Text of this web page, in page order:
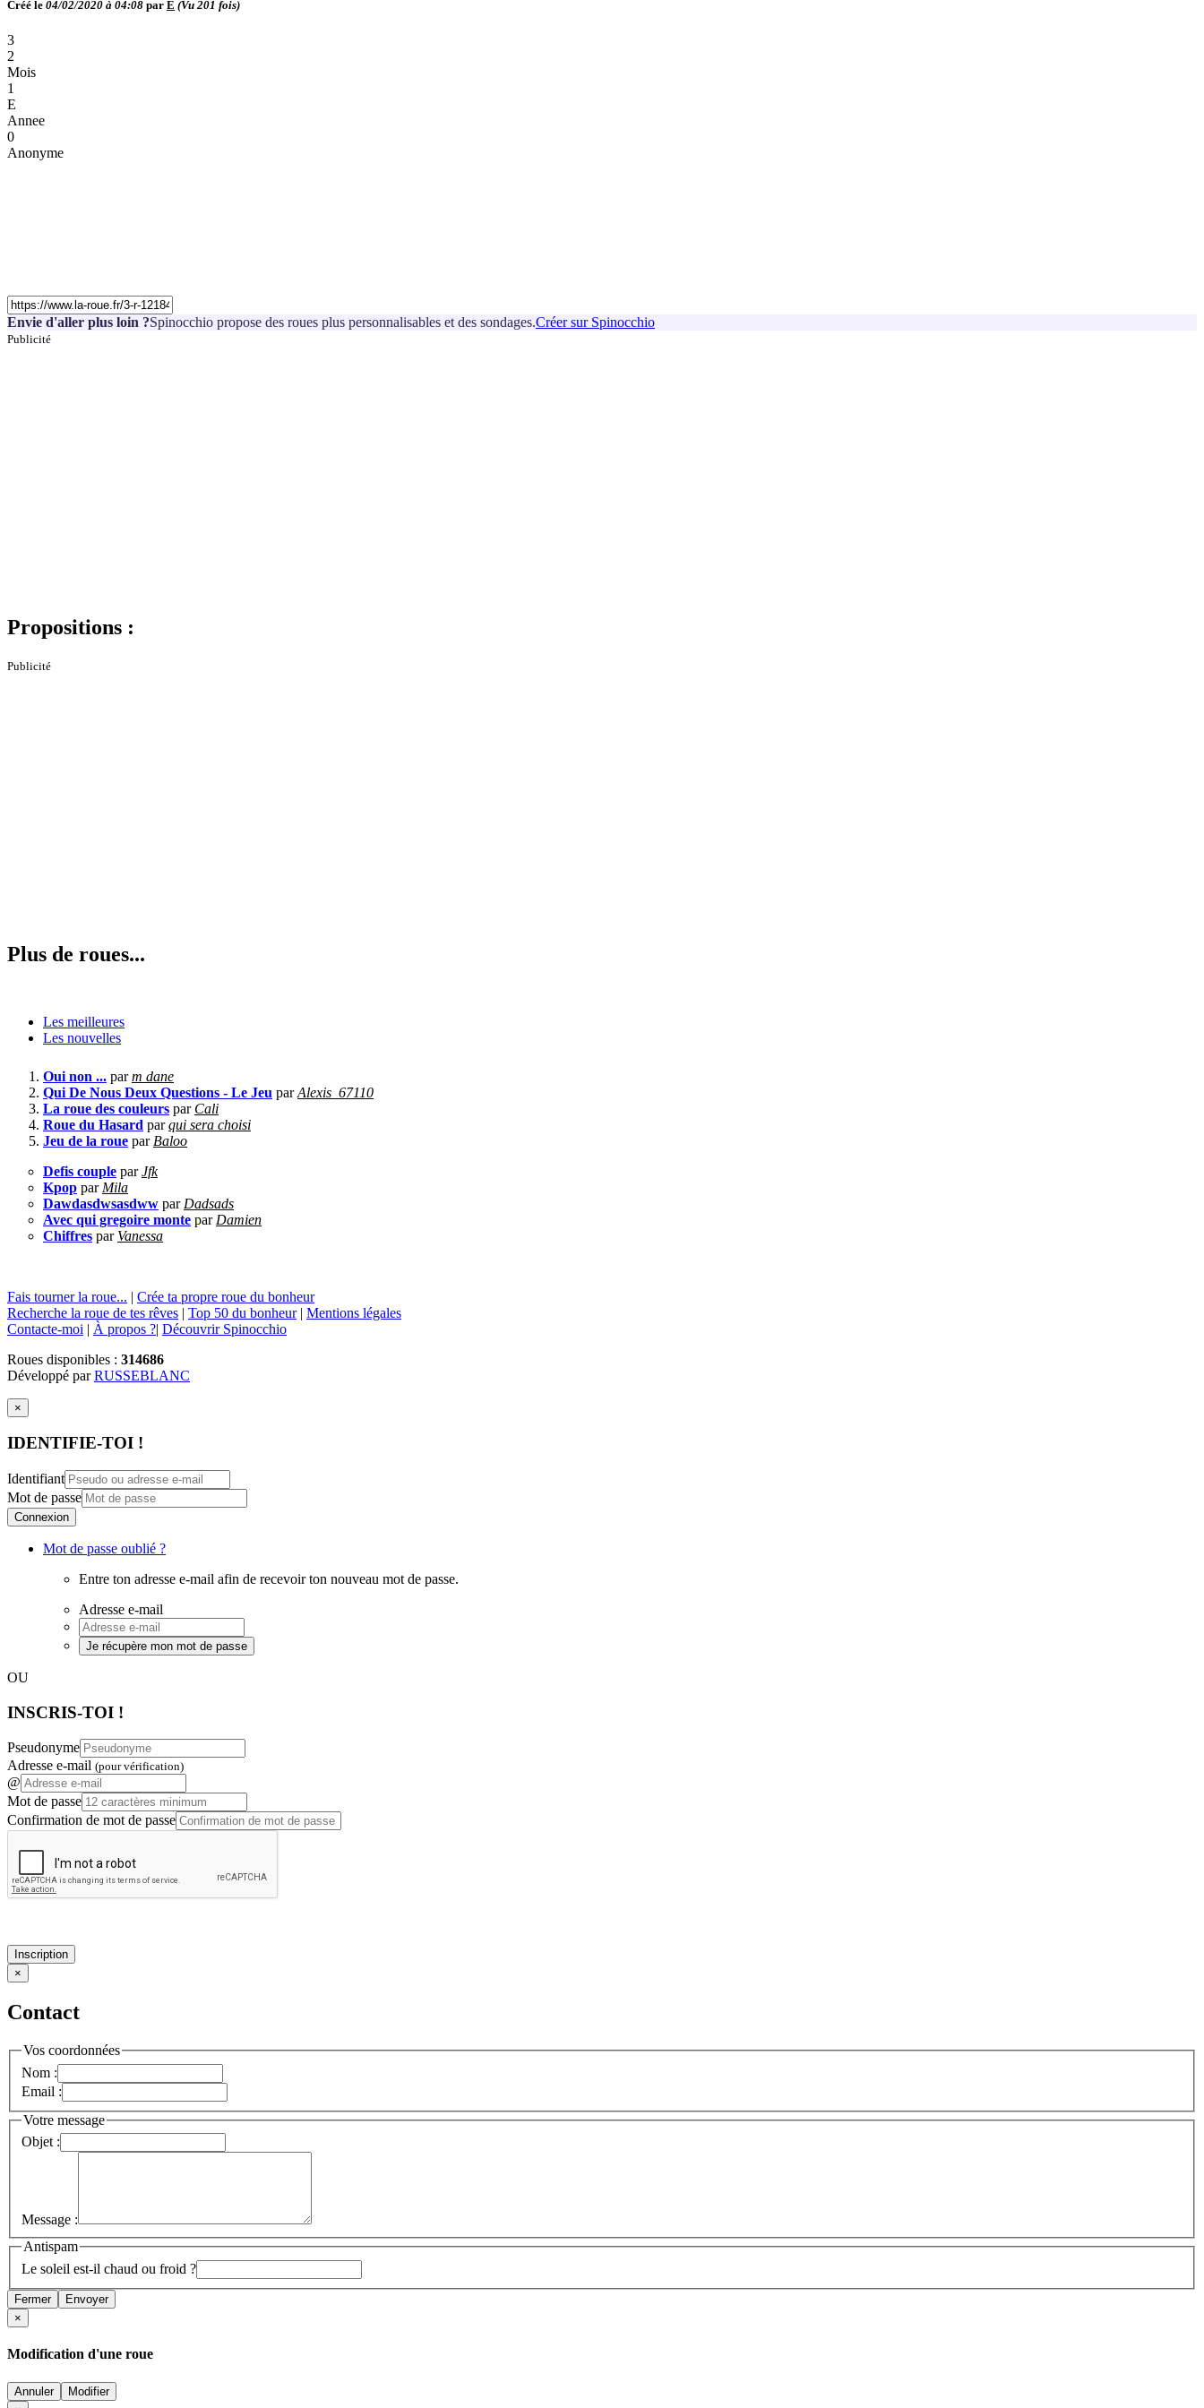
Créé le 04/02/2020 à 04:08 par E (Vu 201 fois)
3
2
Mois
1
E
Annee
0
Anonyme
Envie d'aller plus loin ?Spinocchio propose des roues plus personnalisables et des sondages.Créer sur Spinocchio
Publicité
Propositions :
Publicité
Plus de roues...
Les meilleures
Les nouvelles
Oui non ... parm dane
Qui De Nous Deux Questions - Le Jeu parAlexis_67110
La roue des couleurs par Cali
Roue du Hasard parqui sera choisi
Jeu de la roue par Baloo
Defis couple parJfk
Kpop par Mila
Dawdasdwsasdww par Dadsads
Avec qui gregoire monte par Damien
Chiffres par Vanessa
Fais tourner la roue... | Crée ta propre roue du bonheur
Recherche la roue de tes rêves | Top 50 du bonheur| Mentions légales
Contacte-moi | À propos ?| Découvrir Spinocchio
Roues disponibles : 314686
Développé parRUSSEBLANC
×
IDENTIFIE-TOI !
Identifiant
Mot de passe
Connexion
Mot de passe oublié ?
Entre ton adresse e-mail afin de recevoir ton nouveau mot de passe.
Adresse e-mail
Je récupère mon mot de passe
OU
INSCRIS-TOI !
Pseudonyme
Adresse e-mail (pour vérification)
@
Mot de passe
Confirmation de mot de passe
Inscription
×
Contact
Vos coordonnées
Nom :
Email :
Votre message
Objet :
Message :
Antispam
Le soleil est-il chaud ou froid ?
Fermer
Envoyer
×
Modification d'une roue
Annuler
Modifier